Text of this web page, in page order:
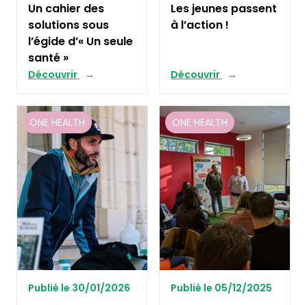
Un cahier des
solutions sous
l’égide d’« Un seule
santé »
Découvrir
Les jeunes passent
à l’action !
Découvrir
ONE HEALTH
Publié le 30/01/2026
ONE HEALTH
Publié le 05/12/2025